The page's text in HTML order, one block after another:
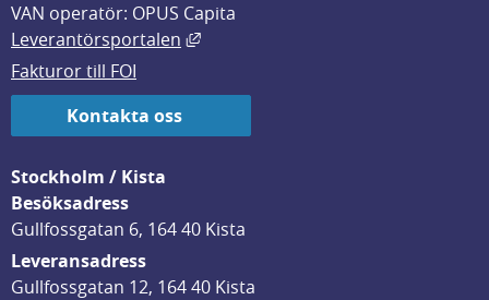
VAN operatör: OPUS Capita
Leverantörsportalen
Länk till annan webbplats, öppnas
Fakturor till FOI
Kontakta oss
Stockholm / Kista
Besöksadress
Gullfossgatan 6, 164 40 Kista
Leveransadress
Gullfossgatan 12, 164 40 Kista